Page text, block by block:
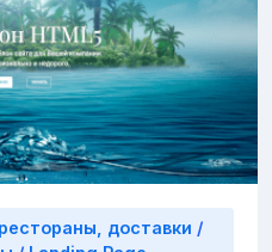
доставки /